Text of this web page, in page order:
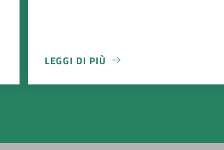
LEGGI DI PIÙ